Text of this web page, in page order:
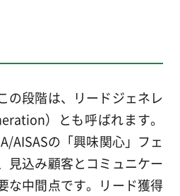
の段階は、リードジェネレ
）とも呼ばれます。
AISASの「興味関心」フェ
見込み顧客とコミュニケー
な中間点です。リード獲得